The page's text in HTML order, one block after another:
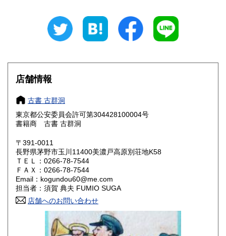
210円 長野県
大阪府 210円 兵庫県
鳥取県 210円 島根県
岡山県 210円
山口県 210円
210円
店舗情報
古書 古群洞
東京都公安委員会許可第304428100004号
書籍商 古書 古群洞
〒391-0011
長野県茅野市玉川11400美濃戸高原別荘地K58
ＴＥＬ：0266-78-7544
ＦＡＸ：0266-78-7544
Email：kogundou60@me.com
担当者：須賀 典夫 FUMIO SUGA
店舗へのお問い合わせ